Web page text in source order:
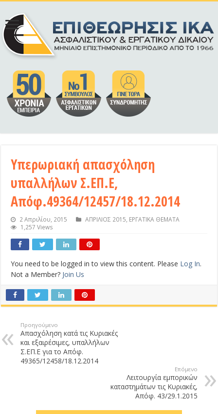
Υπερωριακή απασχόληση
υπαλλήλων Σ.ΕΠ.Ε,
Απόφ.49364/12457/18.12.2014
2 Απριλίου, 2015 ΑΠΡΙΛΙΟΣ 2015, ΕΡΓΑΤΙΚΑ ΘΕΜΑΤΑ
1,257 Views
You need to be logged in to view this content. Please Log In.
Not a Member? Join Us
Προηγούμενο
Απασχόληση κατά τις Κυριακές
και εξαιρέσιμες, υπαλλήλων
Σ.ΕΠ.Ε για το Απόφ.
49365/12458/18.12.2014
Επόμενο
Λειτουργία εμπορικών
καταστημάτων τις Κυριακές,
Απόφ. 43/29.1.2015